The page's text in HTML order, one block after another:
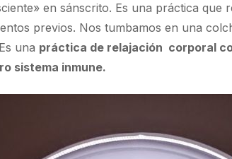
en sánscrito. Es una práctica
previos. Nos tumbamos en una
una práctica de relajación corporal
sistema inmune.